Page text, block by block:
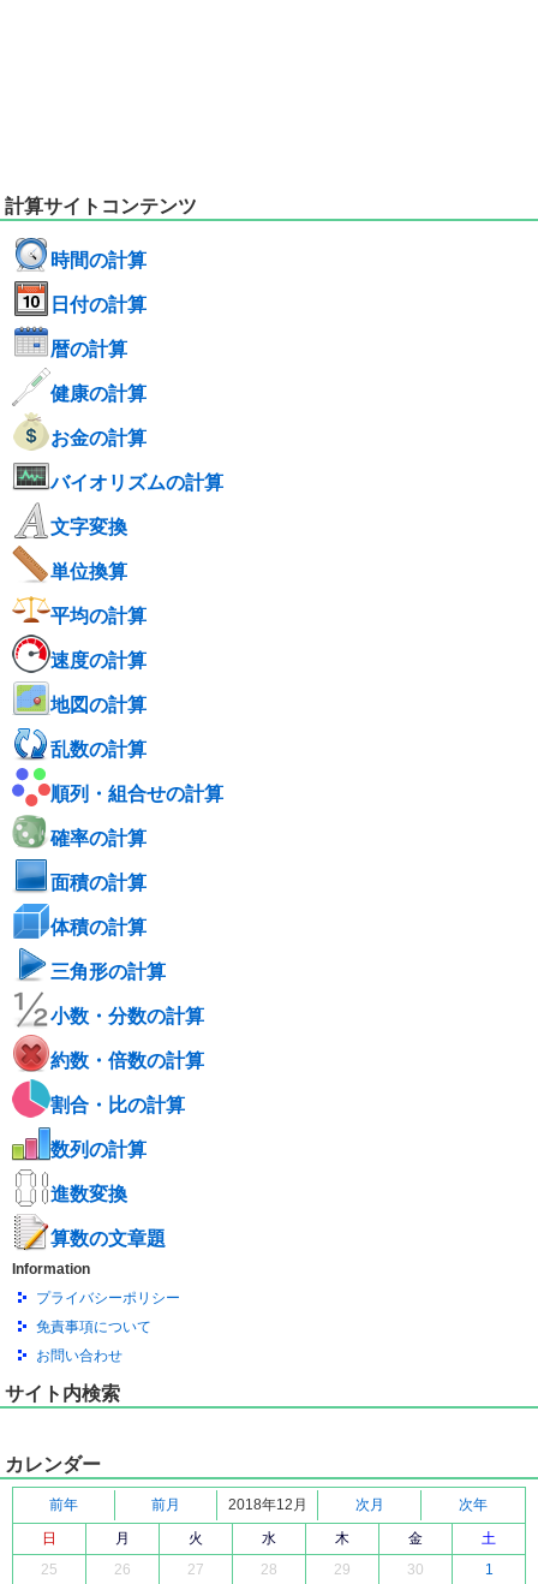
計算サイトコンテンツ
時間の計算
日付の計算
暦の計算
健康の計算
お金の計算
バイオリズムの計算
文字変換
単位換算
平均の計算
速度の計算
地図の計算
乱数の計算
順列・組合せの計算
確率の計算
面積の計算
体積の計算
三角形の計算
小数・分数の計算
約数・倍数の計算
割合・比の計算
数列の計算
進数変換
算数の文章題
Information
プライバシーポリシー
免責事項について
お問い合わせ
サイト内検索
カレンダー
前年 前月 2018年12月 次月
次年
日
月 火 水 木 金
土
25
26 27 28 29 30 1